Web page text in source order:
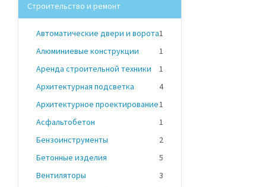
Строительство и ремонт
Автоматические двери и ворота1
Алюминиевые конструкции
1
Аренда строительной техники
1
Архитектурная подсветка
4
Архитектурное проектирование1
Асфальтобетон
1
Бензоинструменты
2
Бетонные изделия
5
Вентиляторы
3